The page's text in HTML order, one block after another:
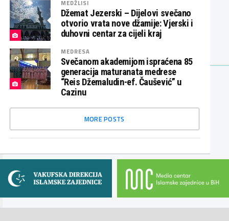
MEDŽLISI
Džemat Jezerski – Dijelovi svečano
otvorio vrata nove džamije: Vjerski i
duhovni centar za cijeli kraj
MEDRESA
Svečanom akademijom ispraćena 85
generacija maturanata medrese
“Reis Džemaludin-ef. Čaušević” u
Cazinu
MORE POSTS